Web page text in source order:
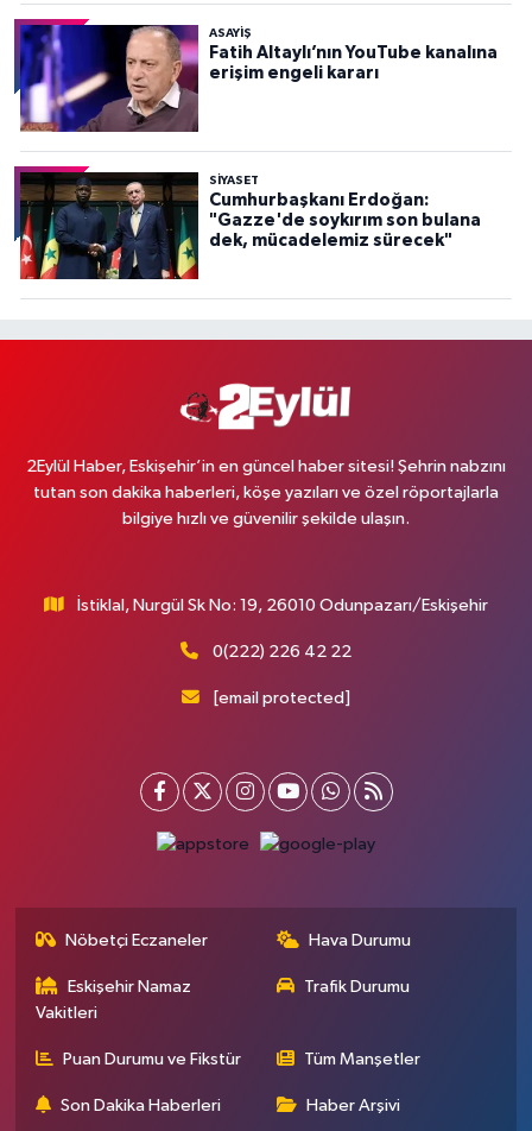
ASAYİŞ
Fatih Altaylı’nın YouTube kanalına
erişim engeli kararı
SİYASET
Cumhurbaşkanı Erdoğan:
"Gazze'de soykırım son bulana
dek, mücadelemiz sürecek"
2Eylül Haber, Eskişehir’in en güncel haber sitesi! Şehrin nabzını
tutan son dakika haberleri, köşe yazıları ve özel röportajlarla
bilgiye hızlı ve güvenilir şekilde ulaşın.
İstiklal, Nurgül Sk No: 19, 26010 Odunpazarı/Eskişehir
0(222) 226 42 22
[email protected]
Nöbetçi Eczaneler Hava Durumu
Eskişehir Namaz
Vakitleri
Trafik Durumu
Puan Durumu ve Fikstür Tüm Manşetler
Son Dakika Haberleri Haber Arşivi